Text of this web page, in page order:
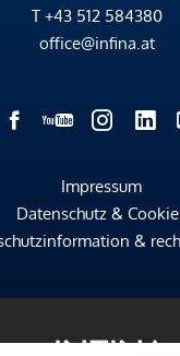
T +43 512 584380
office@infina.at
Impressum
Datenschutz &
&